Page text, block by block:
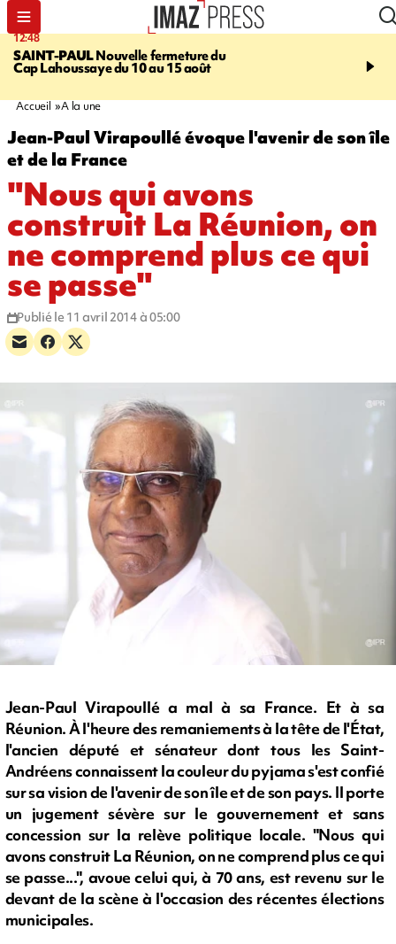
12:48
SAINT-PAULNouvelle fermeture du
Cap Lahoussaye du 10 au 15 août
14:23
massif de migrants, la
Accueil A la une
Jean-Paul Virapoullé évoque l'avenir de son île
et de la France
"Nous qui avons
construit La Réunion, on
ne comprend plus ce qui
se passe"
Publié le 11 avril 2014 à 05:00
Jean-Paul Virapoullé a mal à sa France. Et à sa
Réunion. À l'heure des remaniements à la tête de l'État,
l'ancien député et sénateur dont tous les Saint-
Andréens connaissent la couleur du pyjama s'est confié
sur sa vision de l'avenir de son île et de son pays. Il porte
un jugement sévère sur le gouvernement et sans
concession sur la relève politique locale. "Nous qui
avons construit La Réunion, on ne comprend plus ce qui
se passe...", avoue celui qui, à 70 ans, est revenu sur le
devant de la scène à l'occasion des récentes élections
municipales.